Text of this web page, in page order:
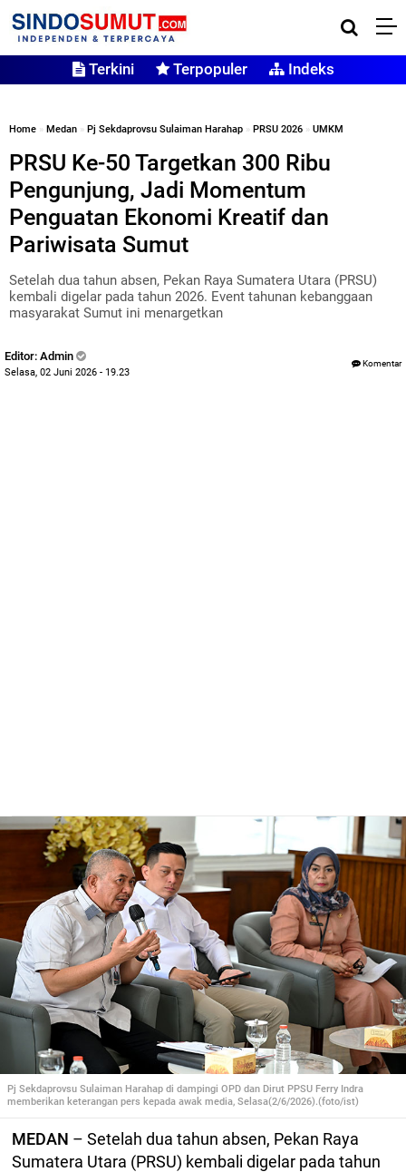
Terkini Terpopuler Indeks
Home » Medan » Pj Sekdaprovsu Sulaiman Harahap » PRSU 2026 » UMKM
PRSU Ke-50 Targetkan 300 Ribu
Pengunjung, Jadi Momentum
Penguatan Ekonomi Kreatif dan
Pariwisata Sumut
Setelah dua tahun absen, Pekan Raya Sumatera Utara (PRSU)
kembali digelar pada tahun 2026. Event tahunan kebanggaan
masyarakat Sumut ini menargetkan
Editor: Admin
Selasa, 02 Juni 2026 - 19.23
Komentar
Pj Sekdaprovsu Sulaiman Harahap di dampingi OPD dan Dirut PPSU Ferry Indra
memberikan keterangan pers kepada awak media, Selasa(2/6/2026).(foto/ist)
MEDAN – Setelah dua tahun absen, Pekan Raya
Sumatera Utara (PRSU) kembali digelar pada tahun